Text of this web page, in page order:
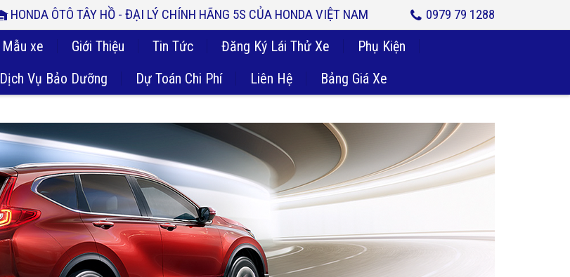
HONDA ÔTÔ TÂY HỒ - ĐẠI LÝ CHÍNH HÃNG 5S CỦA HONDA VIỆT NAM 0979 79 1288
Mẫu xe Giới Thiệu Tin Tức Đăng Ký Lái Thử Xe
Phụ Kiện
Dịch Vụ Bảo Dưỡng Dự Toán Chi Phí Liên Hệ Bảng Giá Xe